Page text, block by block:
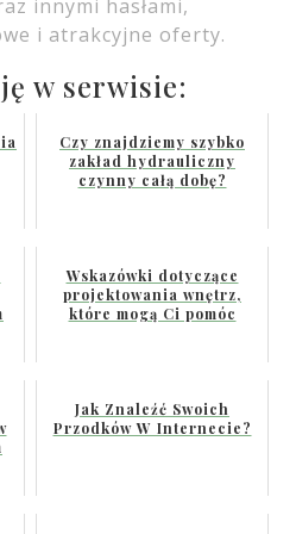
innymi hasłami,
i atrakcyjne oferty.
w serwisie:
Czy znajdziemy szybko
zakład hydrauliczny
czynny całą dobę?
Wskazówki dotyczące
projektowania wnętrz,
które mogą Ci pomóc
Jak Znaleźć Swoich
Przodków W Internecie?